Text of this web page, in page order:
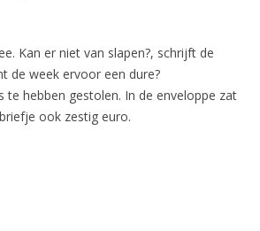
Kan er niet van slapen?, schrijft de
de week ervoor een dure?
te hebben gestolen. In de enveloppe zat
ook zestig euro.